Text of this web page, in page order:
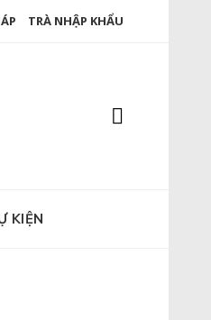
TRÀ NHẬP KHẨU
KIỆN